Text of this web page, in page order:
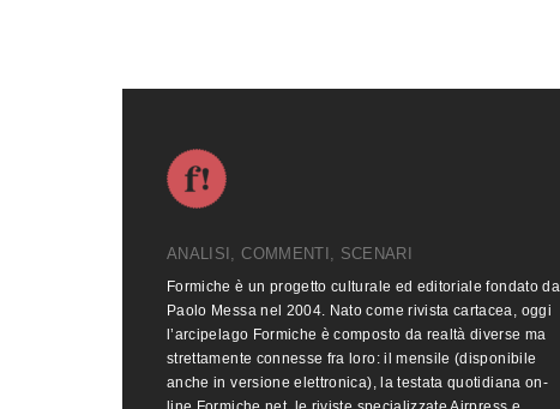
ANALISI, COMMENTI, SCENARI
Formiche è un progetto culturale ed editoriale fondato da
Paolo Messa nel 2004. Nato come rivista cartacea, oggi
l’arcipelago Formiche è composto da realtà diverse ma
strettamente connesse fra loro: il mensile (disponibile
anche in versione elettronica), la testata quotidiana on-